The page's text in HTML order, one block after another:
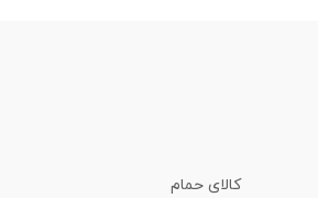
کالای حمام